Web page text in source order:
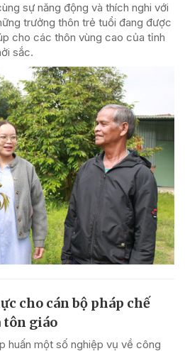
sự năng động và thích nghi với
trưởng thôn trẻ tuổi đang được
cho các thôn vùng cao của tỉnh
sắc.
cho cán bộ pháp chế
tôn giáo
huấn một số nghiệp vụ về công